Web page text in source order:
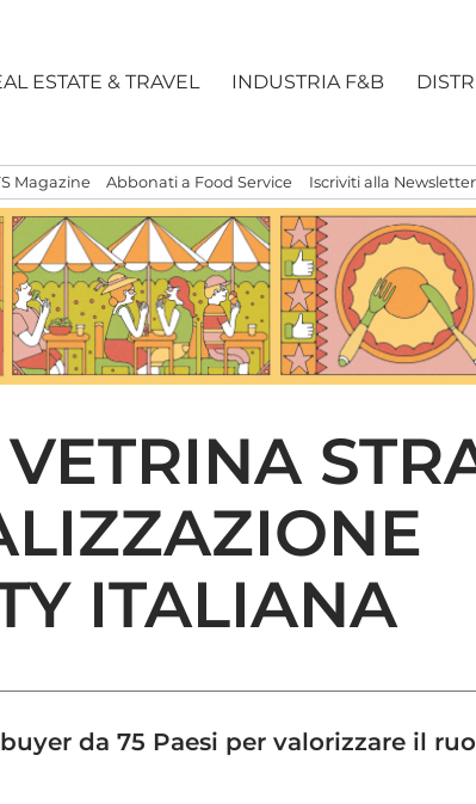
ESTATE & TRAVEL INDUSTRIA F&B
Magazine Abbonati a Food Service Iscriviti alla Newsletter
ITALIANA
da 75 Paesi per valorizzare il